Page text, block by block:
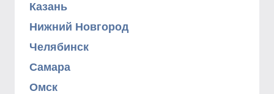
Казань
Нижний Новгород
Челябинск
Самара
Омск